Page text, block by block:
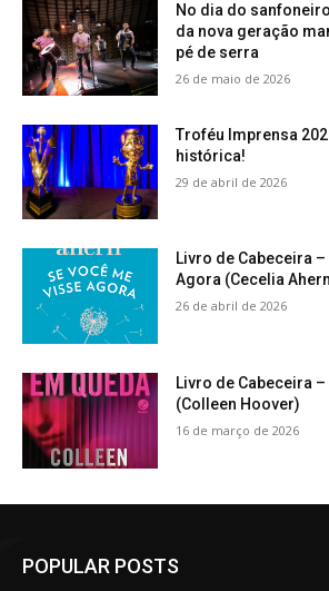
No dia do
da nova geração
pé de serra
26 de maio de 2026
Troféu Imprensa
histórica!
29 de abril de 2026
Livro de Cabeceira
Agora (Cecelia
26 de abril de 2026
Livro de Cabeceira
(Colleen Hoover)
16 de março de 2026
POPULAR POSTS